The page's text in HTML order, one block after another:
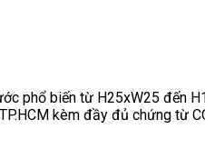
phổ biến từ H25xW25 đến
kèm đầy đủ chứng từ